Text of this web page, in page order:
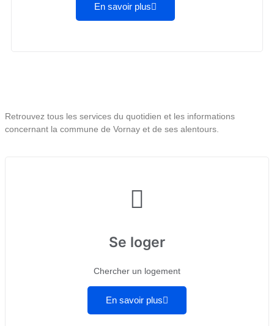
En savoir plus
Retrouvez tous les services du quotidien et les informations
concernant la commune de Vornay et de ses alentours.
Se loger
Chercher un logement
En savoir plus